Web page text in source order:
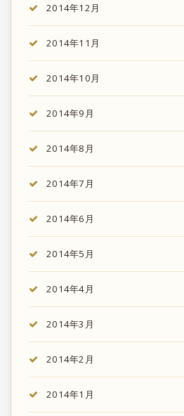
2014年12月
2014年11月
2014年10月
2014年9月
2014年8月
2014年7月
2014年6月
2014年5月
2014年4月
2014年3月
2014年2月
2014年1月